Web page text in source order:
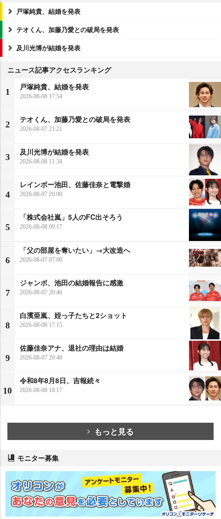
戸塚純貴、結婚を発表
テオくん、加藤乃愛との破局を発表
及川光博が結婚を発表
ニュース記事アクセスランキング
1
戸塚純貴、結婚を発表
2026-08-08 17:54
2
テオくん、加藤乃愛との破局を発表
2026-08-07 21:21
3
及川光博が結婚を発表
2026-08-08 11:34
4
レインボー池田、佐藤佳奈と電撃婚
2026-08-07 20:00
5
「株式会社嵐」5人のFC出そろう
2026-08-08 09:17
6
「父の部屋を奪いたい」→大改造へ
2026-08-07 07:00
7
ジャンボ、池田の結婚報告に感激
2026-08-07 20:46
8
白濱亜嵐、姪っ子たちと2ショット
2026-08-06 17:15
9
佐藤佳奈アナ、退社の理由は結婚
2026-08-07 20:48
10
令和8年8月8日、吉報続々
2026-08-08 18:17
もっと見る
モニター募集